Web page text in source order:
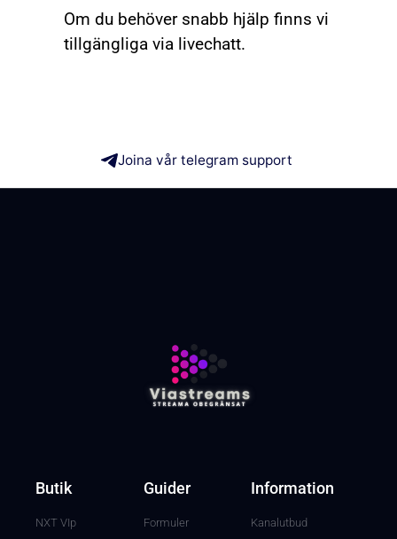
Om du behöver snabb hjälp finns vi
tillgängliga via livechatt.
Joina vår telegram support
Butik
NXT VIp
Guider
Formuler
Information
Kanalutbud